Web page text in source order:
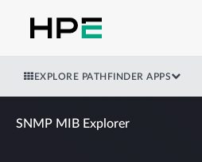
EXPLORE PATHFINDER APPS
SNMP MIB Explorer